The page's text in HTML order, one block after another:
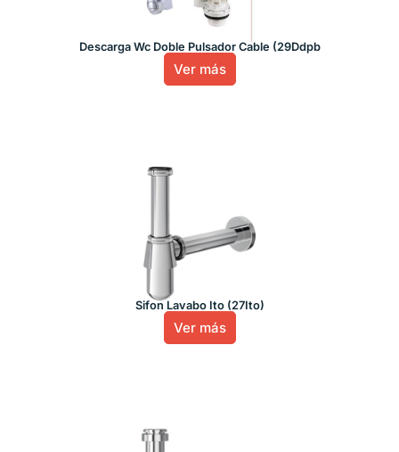
Descarga Wc Doble Pulsador Cable (29Ddpb
Ver más
Sifon Lavabo Ito (27Ito)
Ver más